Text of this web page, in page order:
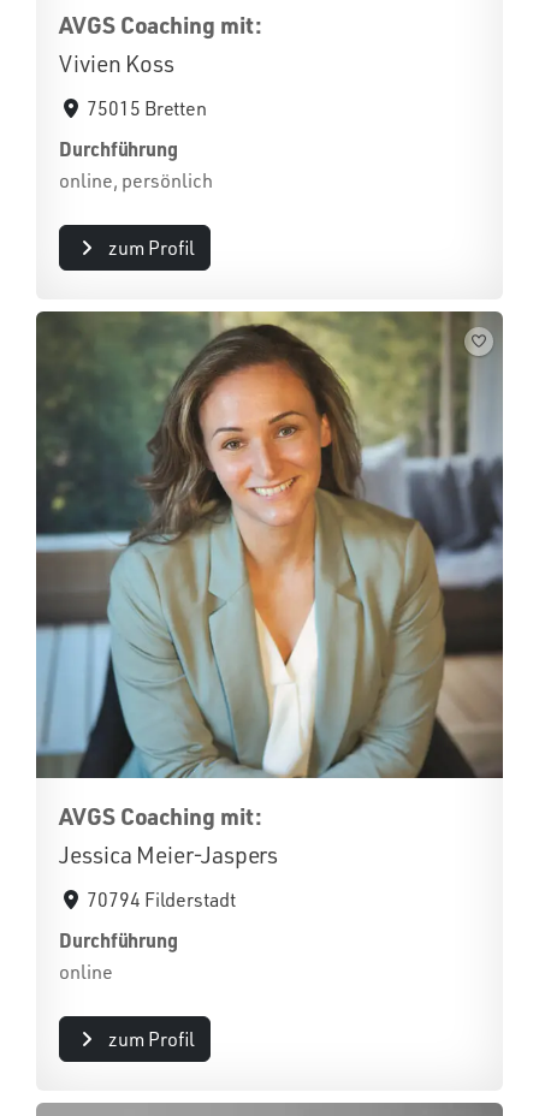
AVGS Coaching mit:
Vivien Koss
75015 Bretten
Durchführung
online, persönlich
zum Profil
AVGS Coaching mit:
Jessica Meier-Jaspers
70794 Filderstadt
Durchführung
online
zum Profil